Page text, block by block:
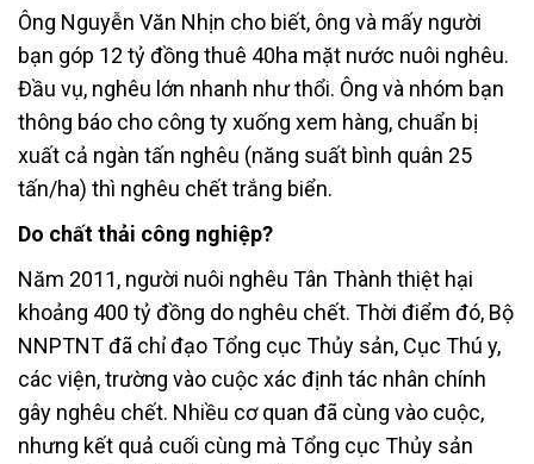
Ông Nguyễn Văn Nhịn cho biết, ông và mấy người
bạn góp 12 tỷ đồng thuê 40ha mặt nước nuôi nghêu.
Đầu vụ, nghêu lớn nhanh như thổi. Ông và nhóm bạn
thông báo cho công ty xuống xem hàng, chuẩn bị
xuất cả ngàn tấn nghêu (năng suất bình quân 25
tấn/ha) thì nghêu chết trắng biển.
Do chất thải công nghiệp?
Năm 2011, người nuôi nghêu Tân Thành thiệt hại
khoảng 400 tỷ đồng do nghêu chết. Thời điểm đó, Bộ
NNPTNT đã chỉ đạo Tổng cục Thủy sản, Cục Thú y,
các viện, trường vào cuộc xác định tác nhân chính
gây nghêu chết. Nhiều cơ quan đã cùng vào cuộc,
nhưng kết quả cuối cùng mà Tổng cục Thủy sản